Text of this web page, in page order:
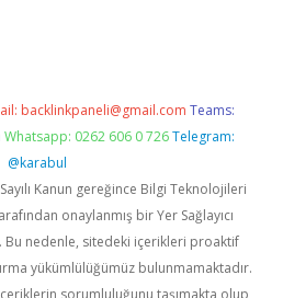
backlinkpaneli@gmail.com Teams:
Whatsapp: 0262 606 0 726 Telegram:
@karabul
Kanun gereğince Bilgi Teknolojileri
onaylanmış bir Yer Sağlayıcı
nedenle, sitedeki içerikleri proaktif
yükümlülüğümüz bulunmamaktadır.
sorumluluğunu taşımakta olup,